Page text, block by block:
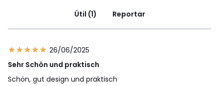
Útil (1) Reportar
26/06/2025
Sehr Schön und praktisch
Schön, gut design und praktisch